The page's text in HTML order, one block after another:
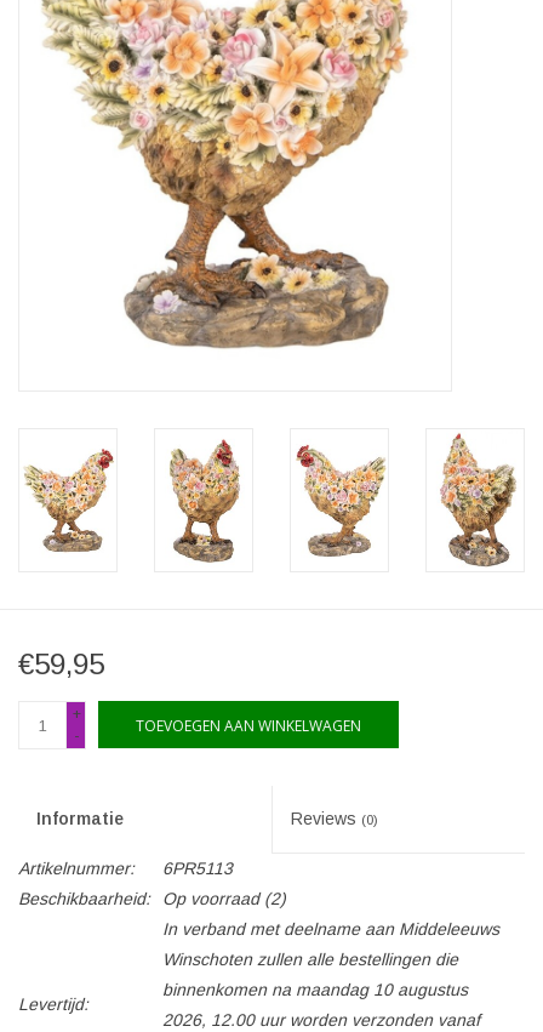
Veronese Design
Giftware & Lifestyle &
Collectables
€59,95
+
-
TOEVOEGEN AAN WINKELWAGEN
Informatie Reviews (0)
Artikelnummer:
6PR5113
Beschikbaarheid:
Op voorraad(2)
Levertijd:
In verband met deelname aan Middeleeuws
Winschoten zullen alle bestellingen die
binnenkomen na maandag 10 augustus
2026, 12.00 uur worden verzonden vanaf